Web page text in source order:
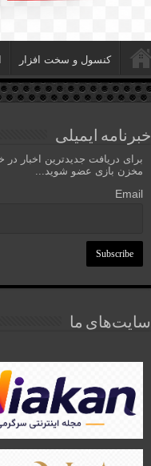
کنسول و سخت افزار
خبرنامه ایمیلی
برای دریافت جدیدترین اخبار در
مخزن بازی عضو شوید...
Email
سایت‌های ما